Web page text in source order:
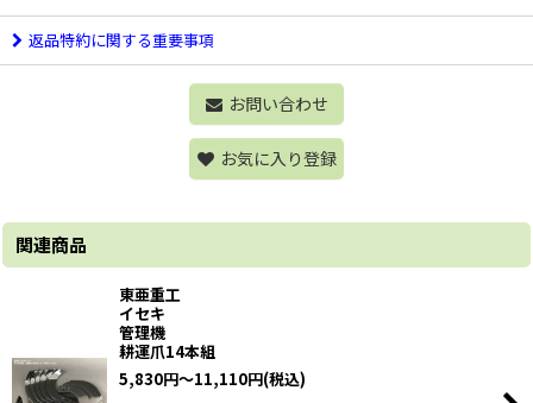
返品特約に関する重要事項
お問い合わせ
お気に入り登録
関連商品
東亜重工
イセキ
管理機
耕運爪14本組
5,830円～11,110円(税込)